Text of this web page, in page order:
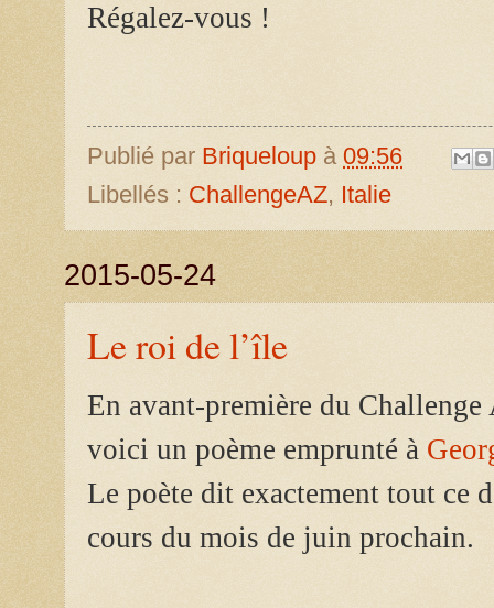
Régalez-vous !
Publié par Briqueloup à 09:56
Libellés : ChallengeAZ, Italie
2015-05-24
Le roi de l’île
En avant-première du Challenge
voici un poème emprunté à
Le poète dit exactement tout ce
cours du mois de juin prochain.